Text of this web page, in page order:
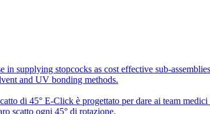
in supplying stopcocks as cost effective sub-
and UV bonding methods.
di 45° E-Click è progettato per dare ai team
scatto ogni 45° di rotazione.